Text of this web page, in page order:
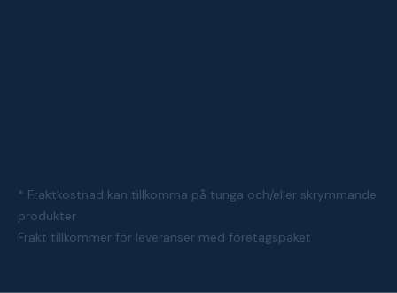
* Fraktkostnad kan tillkomma på tunga och/eller skrymmande
produkter
Frakt tillkommer för leveranser med företagspaket